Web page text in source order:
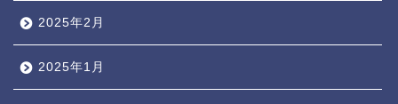
2025年2月
2025年1月